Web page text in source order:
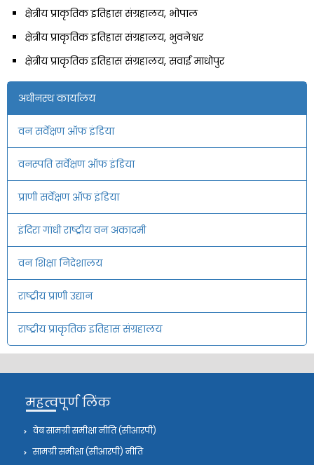
अधीनस्थ कार्यालय
वन सर्वेक्षण ऑफ इंडिया
वनस्पति सर्वेक्षण ऑफ इंडिया
प्राणी सर्वेक्षण ऑफ इंडिया
इंदिरा गांधी राष्ट्रीय वन अकादमी
वन शिक्षा निदेशालय
राष्ट्रीय प्राणी उद्यान
राष्ट्रीय प्राकृतिक इतिहास संग्रहालय
क्षेत्रीय प्राकृतिक इतिहास संग्रहालय, भोपाल
क्षेत्रीय प्राकृतिक इतिहास संग्रहालय, भुवनेश्वर
क्षेत्रीय प्राकृतिक इतिहास संग्रहालय, सवाई माधोपुर
महत्वपूर्ण लिंक
वेब सामग्री समीक्षा नीति (सीआरपी)
सामग्री समीक्षा (सीआरपी) नीति